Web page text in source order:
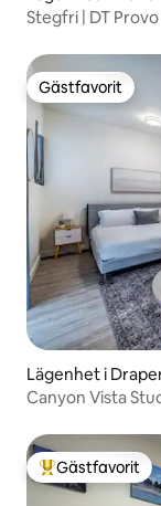
Stegfri | DT
Gästfavorit
Gästfavorit
Lägenhet i
Canyon Vista
Populär
Gästfavorit